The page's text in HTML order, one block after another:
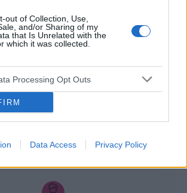
out of Collection, Use,
and/or Sharing of my
that Is Unrelated with the
which it was collected.
Processing Opt Outs
Data Access Privacy Policy
mi taki guzek na wardze sromowej
wygląda?
Ginekologia - forum dla rodziny i